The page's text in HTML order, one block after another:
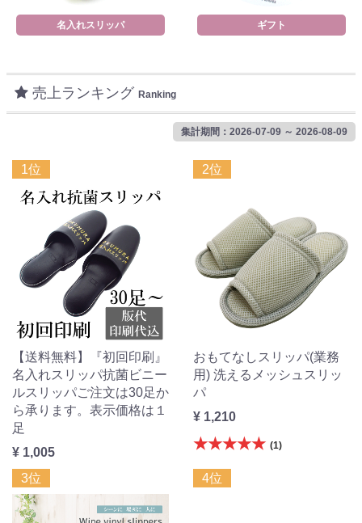
名入れスリッパ ギフト
売上ランキング Ranking
集計期間：2026-07-09 ～ 2026-08-09
1位
【送料無料】『初回印刷』
名入れスリッパ抗菌ビニー
ルスリッパご注文は30足か
ら承ります。表示価格は１
足
¥ 1,005
2位
おもてなしスリッパ(業務
用) 洗えるメッシュスリッ
パ
¥ 1,210
★★★★★ (1)
3位 4位